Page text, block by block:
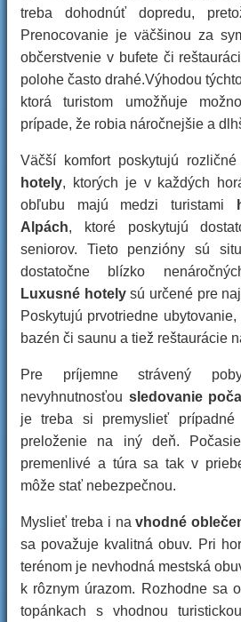
treba dohodnúť dopredu,
Prenocovanie je väčšinou za
občerstvenie v bufete či
polohe často drahé.Výhodou
ktorá turistom umožňuje
prípade, že robia náročnejšie a
Väčší komfort poskytujú rozličné
hotely, ktorých je v každých
obľubu majú medzi turistami
Alpách, ktoré poskytujú
seniorov. Tieto penzióny sú
dostatočne blízko
Luxusné hotelysú určené pre
Poskytujú prvotriedne
bazén či saunu a tiež reštaurácie
Pre príjemne strávený
nevyhnutnosťou sledovanie
je treba si premyslieť
preloženie na iný deň.
premenlivé a túra sa tak v
môže stať nebezpečnou.
Myslieť treba i navhodné
sa považuje kvalitná obuv. Pri
terénom je nevhodná mestská
k rôznym úrazom. Rozhodne sa
topánkach s vhodnou